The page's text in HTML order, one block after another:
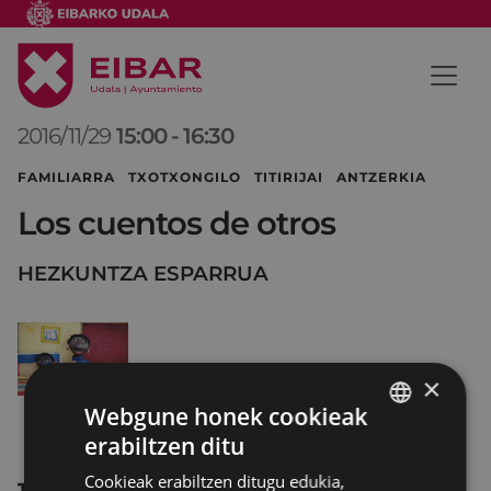
2016/11/29 15:00 -16:30
FAMILIARRA TXOTXONGILO TITIRIJAI ANTZERKIA
Los cuentos de otros
HEZKUNTZA ESPARRUA
×
Webgune honek cookieak
erabiltzen ditu
Cookieak erabiltzen ditugu edukia,